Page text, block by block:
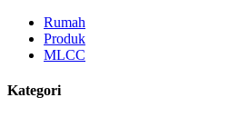
Rumah
Produk
MLCC
Kategori